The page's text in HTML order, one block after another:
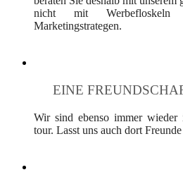
nicht mit
Marketingstrategen.
EINE
Wir sind ebenso immer
tour. Lasst uns auch dort